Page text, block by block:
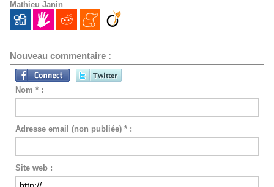
Mathieu Janin
Nouveau commentaire :
Nom * :
Adresse email (non publiée) * :
Site web :